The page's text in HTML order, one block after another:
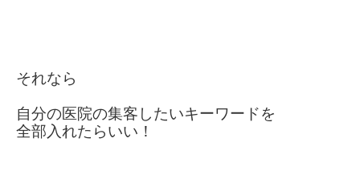
それなら
自分の医院の集客したいキーワードを
全部入れたらいい！